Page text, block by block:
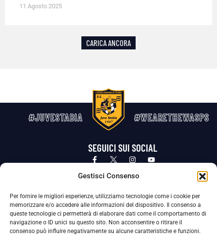
Gestisci Consenso
Per fornire le migliori esperienze, utilizziamo tecnologie come i cookie per
memorizzare e/o accedere alle informazioni del dispositivo. Il consenso a
queste tecnologie ci permetterà di elaborare dati come il comportamento di
navigazione o ID unici su questo sito. Non acconsentire o ritirare il
consenso può influire negativamente su alcune caratteristiche e funzioni.
11 Agosto 2025
CARICA ANCORA
#JUVESTABIA #WEARETHEWASPS
SEGUICI SUI SOCIAL
Privacy Policy Cookie Policy
La Società ha nominato il Responsabile della Protezione dei Dati Personali (DPO), figura specializzata che vigila sulle modalità
adottate dalla nostra Società per tutelare i Suoi dati personali.
Per contattare il DPO può scrivere a